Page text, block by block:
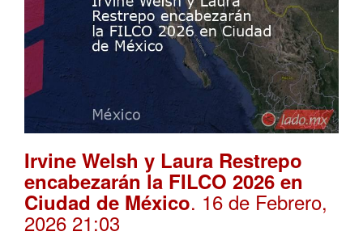
Irvine Welsh y Laura Restrepo
encabezarán la FILCO 2026 en
Ciudad de México. 16 de Febrero,
2026 21:03